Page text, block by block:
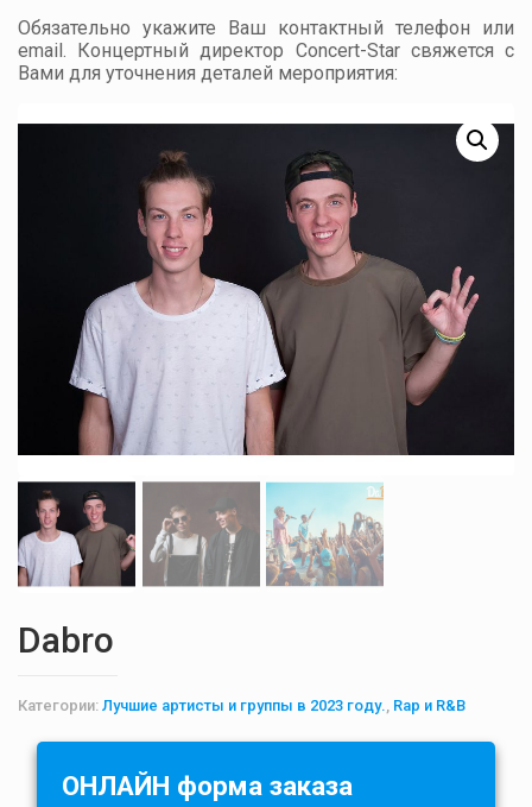
Обязательно укажите Ваш контактный телефон или
email. Концертный директор Concert-Star свяжется с
Вами для уточнения деталей мероприятия:
Dabro
Категории: Лучшие артисты и группы в 2023 году., Rap и R&B
ОНЛАЙН форма заказа